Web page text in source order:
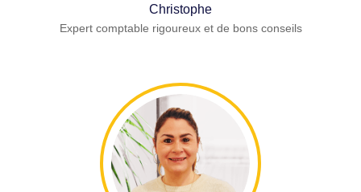
Christophe
Expert comptable rigoureux et de bons conseils